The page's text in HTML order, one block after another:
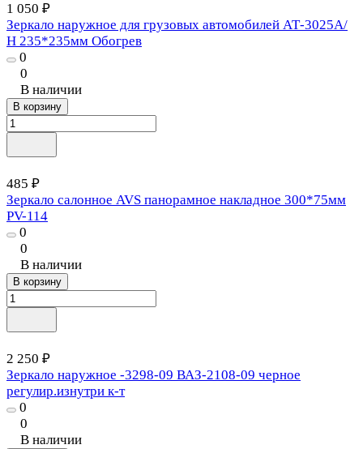
1 050 ₽
Зеркало наружное для грузовых автомобилей АТ-3025А/
Н 235*235мм Обогрев
0
0
В наличии
В корзину
485 ₽
Зеркало салонное AVS панорамное накладное 300*75мм
PV-114
0
0
В наличии
В корзину
2 250 ₽
Зеркало наружное -3298-09 ВАЗ-2108-09 черное
регулир.изнутри к-т
0
0
В наличии